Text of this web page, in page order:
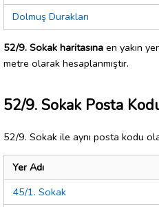
Dolmuş Durakları
52/9. Sokak haritasına en yakın
metre olarak hesaplanmıştır.
52/9. Sokak Posta
52/9. Sokak ile aynı posta kodu
Yer Adı
45/1. Sokak